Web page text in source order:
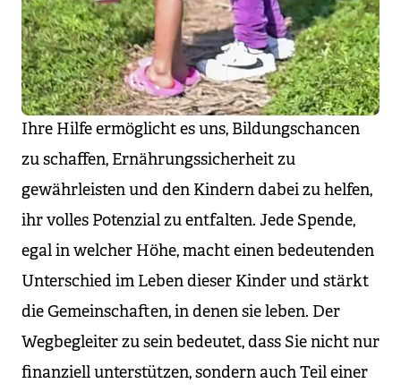
Ihre Hilfe ermöglicht es uns, Bildungschancen
zu schaffen, Ernährungssicherheit zu
gewährleisten und den Kindern dabei zu helfen,
ihr volles Potenzial zu entfalten. Jede Spende,
egal in welcher Höhe, macht einen bedeutenden
Unterschied im Leben dieser Kinder und stärkt
die Gemeinschaften, in denen sie leben. Der
Wegbegleiter zu sein bedeutet, dass Sie nicht nur
finanziell unterstützen, sondern auch Teil einer